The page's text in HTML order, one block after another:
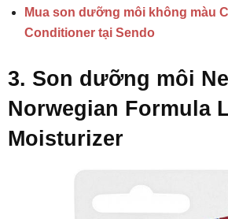
Mua son dưỡng môi không màu
Conditioner tại Sendo
3. Son dưỡng môi
Norwegian Formula
Moisturizer